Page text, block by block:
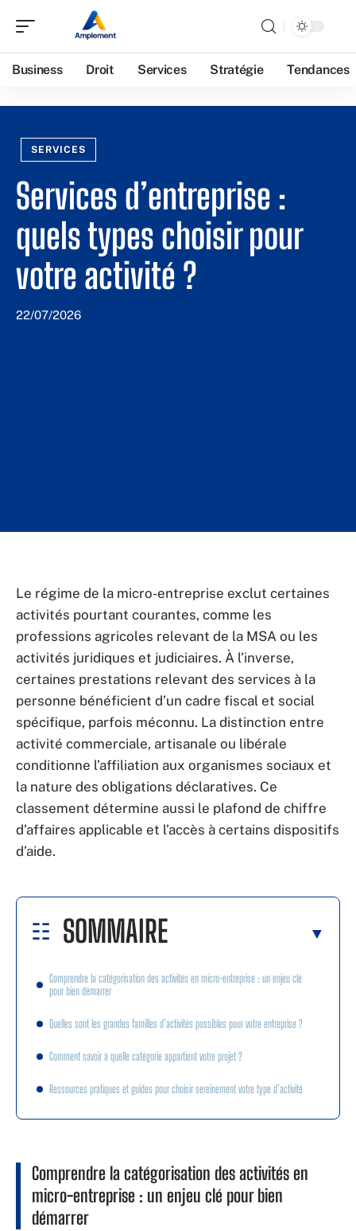
Business Droit Services Stratégie Tendances
SERVICES
Services d’entreprise :
quels types choisir pour
votre activité ?
22/07/2026
Le régime de la micro-entreprise exclut certaines
activités pourtant courantes, comme les
professions agricoles relevant de la MSA ou les
activités juridiques et judiciaires. À l’inverse,
certaines prestations relevant des services à la
personne bénéficient d’un cadre fiscal et social
spécifique, parfois méconnu. La distinction entre
activité commerciale, artisanale ou libérale
conditionne l’affiliation aux organismes sociaux et
la nature des obligations déclaratives. Ce
classement détermine aussi le plafond de chiffre
d’affaires applicable et l’accès à certains dispositifs
d’aide.
SOMMAIRE
Comprendre la catégorisation des activités en micro-entreprise : un enjeu clé
pour bien démarrer
Quelles sont les grandes familles d’activités possibles pour votre entreprise ?
Comment savoir à quelle catégorie appartient votre projet ?
Ressources pratiques et guides pour choisir sereinement votre type d’activité
Comprendre la catégorisation des activités en
micro-entreprise : un enjeu clé pour bien
démarrer